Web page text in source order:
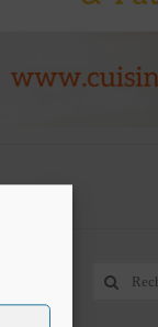
MAR 2014
Rechercher